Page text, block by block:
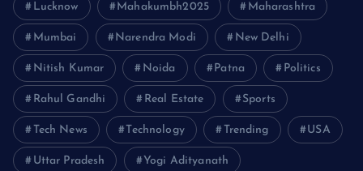
Lucknow Mahakumbh2025 Maharashtra
Mumbai Narendra Modi New Delhi
Nitish Kumar Noida Patna Politics
Rahul Gandhi Real Estate Sports
Tech News Technology Trending USA
Uttar Pradesh Yogi Adityanath